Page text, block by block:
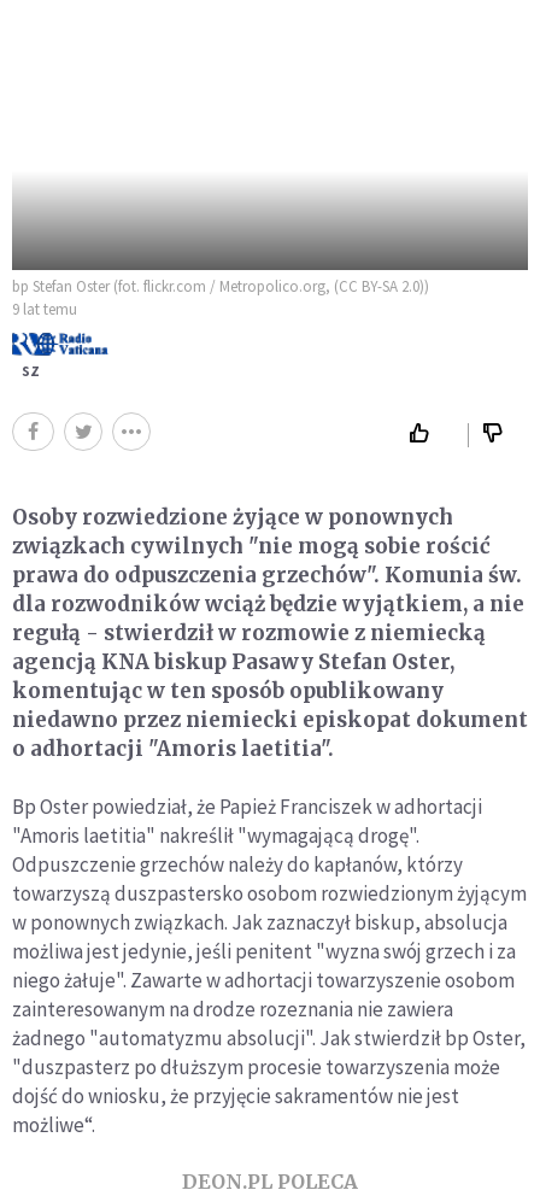
bp Stefan Oster (fot. flickr.com / Metropolico.org, (CC BY-SA 2.0))
9 lat temu
sz
Osoby rozwiedzione żyjące w ponownych
związkach cywilnych "nie mogą sobie rościć
prawa do odpuszczenia grzechów". Komunia św.
dla rozwodników wciąż będzie wyjątkiem, a nie
regułą - stwierdził w rozmowie z niemiecką
agencją KNA biskup Pasawy Stefan Oster,
komentując w ten sposób opublikowany
niedawno przez niemiecki episkopat dokument
o adhortacji "Amoris laetitia".
Bp Oster powiedział, że Papież Franciszek w adhortacji
"Amoris laetitia" nakreślił "wymagającą drogę".
Odpuszczenie grzechów należy do kapłanów, którzy
towarzyszą duszpastersko osobom rozwiedzionym żyjącym
w ponownych związkach. Jak zaznaczył biskup, absolucja
możliwa jest jedynie, jeśli penitent "wyzna swój grzech i za
niego żałuje". Zawarte w adhortacji towarzyszenie osobom
zainteresowanym na drodze rozeznania nie zawiera
żadnego "automatyzmu absolucji". Jak stwierdził bp Oster,
"duszpasterz po dłuższym procesie towarzyszenia może
dojść do wniosku, że przyjęcie sakramentów nie jest
możliwe“.
DEON.PL POLECA